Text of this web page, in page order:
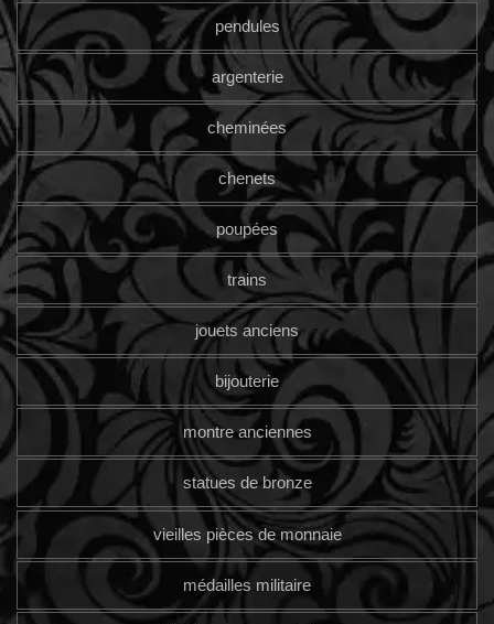
pendules
argenterie
cheminées
chenets
poupées
trains
jouets anciens
bijouterie
montre anciennes
statues de bronze
vieilles pièces de monnaie
médailles militaire